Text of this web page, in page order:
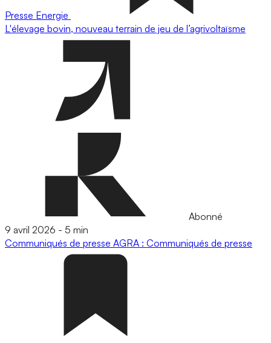
Presse Energie
L'élevage bovin, nouveau terrain de jeu de l’agrivoltaïsme
Abonné
9 avril 2026 - 5 min
Communiqués de presse AGRA : Communiqués de presse